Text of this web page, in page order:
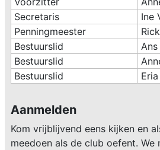
Secretaris
Ine
Penningmeester
Bestuurslid
Bestuurslid
Bestuurslid
Aanmelden
Kom vrijblijvend eens kijken en
meedoen als de club oefent. We